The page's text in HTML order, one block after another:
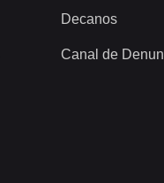
Decanos
Canal de